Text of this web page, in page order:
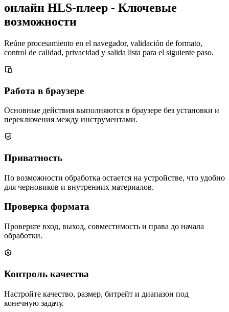
онлайн HLS-плеер - Ключевые
возможности
Reúne procesamiento en el navegador, validación de formato,
control de calidad, privacidad y salida lista para el siguiente paso.
Работа в браузере
Основные действия выполняются в браузере без установки и
переключения между инструментами.
Приватность
По возможности обработка остается на устройстве, что удобно
для черновиков и внутренних материалов.
Проверка формата
Проверьте вход, выход, совместимость и права до начала
обработки.
Контроль качества
Настройте качество, размер, битрейт и диапазон под
конечную задачу.